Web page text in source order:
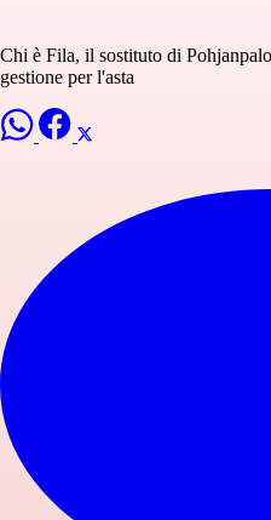
Chi è Fila, il sostituto di
gestione per l'asta